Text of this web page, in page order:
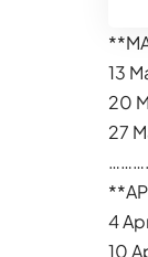
13
20
27
4
10